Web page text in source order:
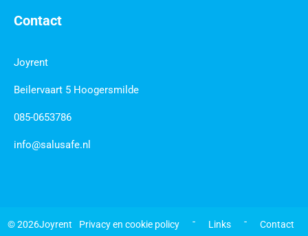
Contact
Joyrent
Beilervaart 5 Hoogersmilde
085-0653786
info@salusafe.nl
© 2026Joyrent Privacy en cookie policy - Links - Contact